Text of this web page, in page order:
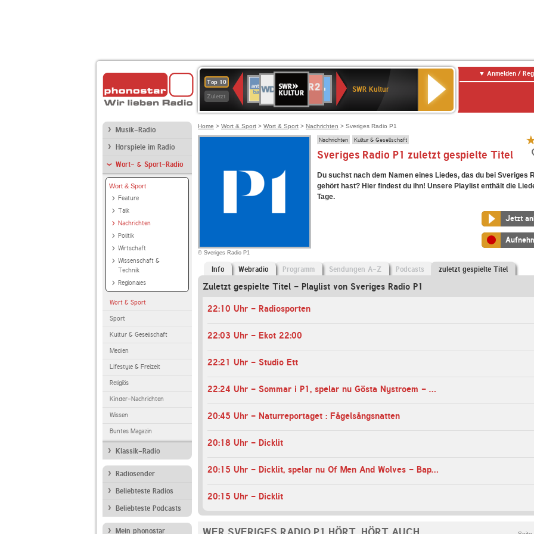
Top 10
Zuletzt
Deutschlandfunk
80er
90er
OLDIE
ANTENNE
SWR3
WDR
4
BR-
KLASSIK
Deutschlandfunk
Kultur
ANTENNE
BAYERN
2
Kultur2
SWR Kultur
Anmelden /
Musik-Radio
Hörspiele im Radio
Wort- & Sport-Radio
Wort & Sport
Feature
Talk
Nachrichten
Politik
Wirtschaft
Wissenschaft &
Technik
Regionales
Wort & Sport
Sport
Kultur & Gesellschaft
Medien
Lifestyle & Freizeit
Religiös
Kinder-Nachrichten
Wissen
Buntes Magazin
Klassik-Radio
Radiosender
Beliebteste Radios
Beliebteste Podcasts
Mein phonostar
Home > Wort & Sport > Wort & Sport > Nachrichten > Sveriges Radio P1
© Sveriges Radio P1
Nachrichten Kultur & Gesellschaft
Sveriges Radio P1 zuletzt gespielte Titel
Du suchst nach dem Namen eines Liedes, das du bei Sveriges
gehört hast? Hier findest du ihn! Unsere Playlist enthält die
Tage.
Jetzt
Info Webradio Programm Sendungen A-Z Podcasts zuletzt gespielte Titel
Zuletzt gespielte Titel - Playlist von Sveriges Radio P1
22:10 Uhr - Radiosporten
22:03 Uhr - Ekot 22:00
22:21 Uhr - Studio Ett
22:24 Uhr - Sommar i P1, spelar nu Gösta Nystroem - Sånger Vid Havet: Nr 3, Havets Visa
20:45 Uhr - Naturreportaget : Fågelsångsnatten
20:18 Uhr - Dicklit
20:15 Uhr - Dicklit, spelar nu Of Men And Wolves - Baphomet
20:15 Uhr - Dicklit